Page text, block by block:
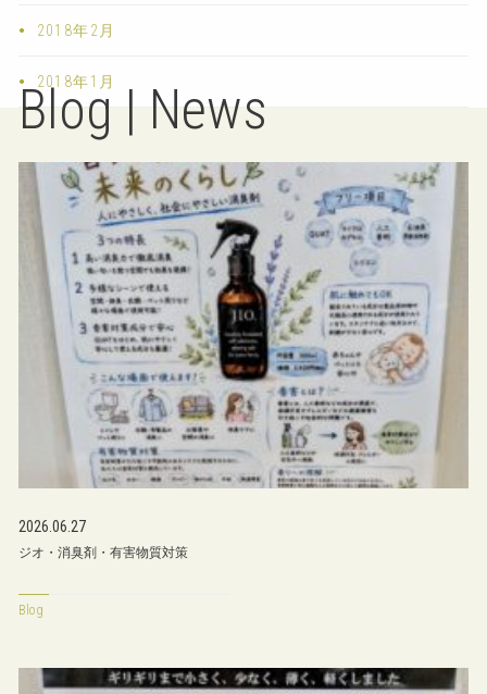
2018年2月
2018年1月
Blog | News
2026.06.27
ジオ・消臭剤・有害物質対策
Blog